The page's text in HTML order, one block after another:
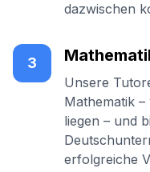
dazwischen
3
Unsere
Mathematik
liegen – und
erfolgreiche